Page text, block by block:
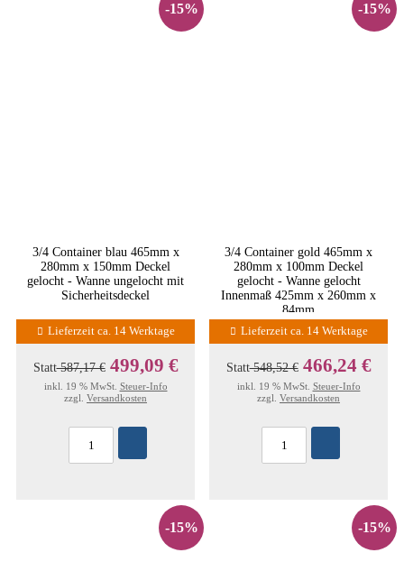
-15%
3/4 Container blau 465mm x
280mm x 150mm Deckel
gelocht - Wanne ungelocht mit
Sicherheitsdeckel
Lieferzeit ca. 14 Werktage
Statt587,17 € 499,09 €
inkl. 19 % MwSt. Steuer-Info
zzgl. Versandkosten
-15%
3/4 Container gold 465mm x
280mm x 100mm Deckel
gelocht - Wanne gelocht
Innenmaß 425mm x 260mm x
84mm
Lieferzeit ca. 14 Werktage
Statt548,52 € 466,24 €
inkl. 19 % MwSt. Steuer-Info
zzgl. Versandkosten
-15% -15%